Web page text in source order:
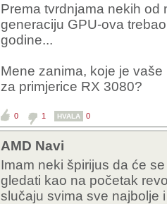
Prema tvrdnjama nekih od
generaciju GPU-ova
godine...
Mene zanima, koje je
za primjerice RX 3080?
0 1 HVALA 0
AMD Navi
Imam neki špirijus da će
gledati kao na početak
slučaju svima sve najbolje